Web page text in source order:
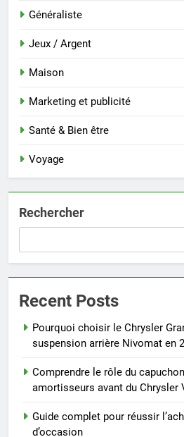
Généraliste
Jeux / Argent
Maison
Marketing et publicité
Santé & Bien être
Voyage
Rechercher
Recent Posts
Pourquoi choisir le Chrysler
suspension arrière Nivomat en
Comprendre le rôle du
amortisseurs avant du Chrysler
Guide complet pour réussir
d’occasion